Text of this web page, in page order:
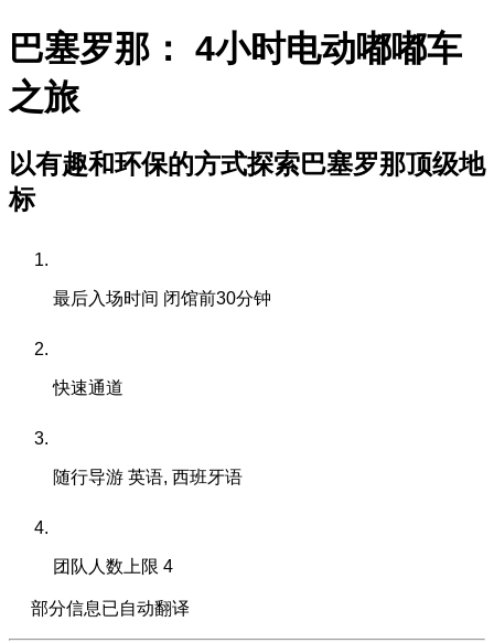
巴塞罗那： 4小时电动嘟嘟车
之旅
以有趣和环保的方式探索巴塞罗那顶级地
标
最后入场时间 闭馆前30分钟
快速通道
随行导游 英语, 西班牙语
团队人数上限 4
部分信息已自动翻译